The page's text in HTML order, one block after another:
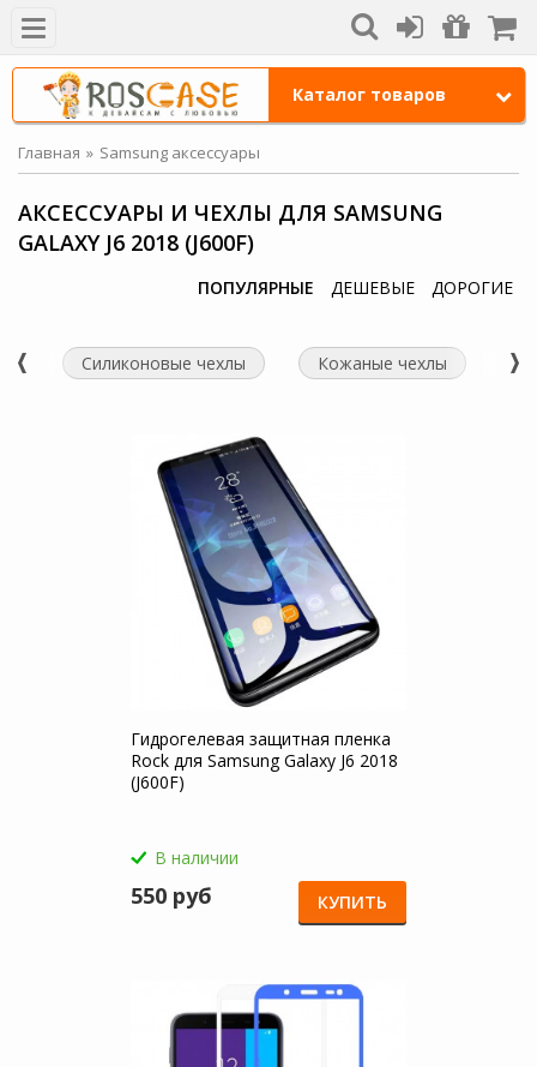
Каталог товаров
Главная Samsung аксессуары
АКСЕССУАРЫ И ЧЕХЛЫ ДЛЯ SAMSUNG
GALAXY J6 2018 (J600F)
ПОПУЛЯРНЫЕ ДЕШЕВЫЕ ДОРОГИЕ
Силиконовые чехлы Кожаные чехлы
Гидрогелевая защитная пленка
Rock для Samsung Galaxy J6 2018
(J600F)
В наличии
550 руб КУПИТЬ